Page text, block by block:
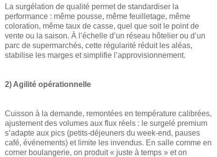
La surgélation de qualité permet de standardiser la
performance : même pousse, même feuilletage, même
coloration, même taux de casse, quel que soit le point de
vente ou la saison. À l’échelle d’un réseau hôtelier ou d’un
parc de supermarchés, cette régularité réduit les aléas,
stabilise les marges et simplifie l’approvisionnement.
2) Agilité opérationnelle
Cuisson à la demande, remontées en température calibrées,
ajustement des volumes aux flux réels : le surgelé premium
s’adapte aux pics (petits-déjeuners du week-end, pauses
café, événements) et limite les invendus. En salle comme en
corner boulangerie, on produit « juste à temps » et on